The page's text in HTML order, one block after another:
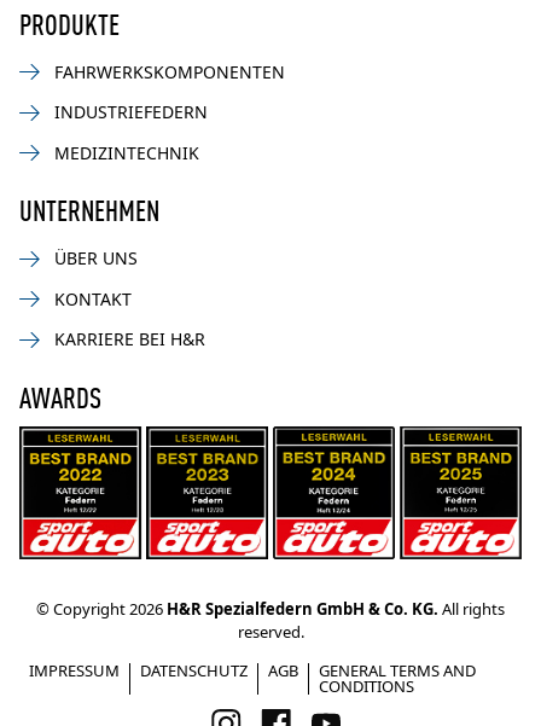
PRODUKTE
FAHRWERKSKOMPONENTEN
INDUSTRIEFEDERN
MEDIZINTECHNIK
UNTERNEHMEN
ÜBER UNS
KONTAKT
KARRIERE BEI H&R
AWARDS
© Copyright 2026 H&R Spezialfedern GmbH & Co. KG. All rights
reserved.
IMPRESSUM
DATENSCHUTZ AGB GENERAL TERMS AND
CONDITIONS